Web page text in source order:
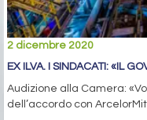
2 dicembre 2020
EX ILVA. I SINDACATI: «IL
Audizione alla Camera:
dell’accordo con